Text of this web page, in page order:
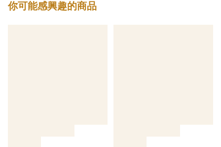
你可能感興趣的商品